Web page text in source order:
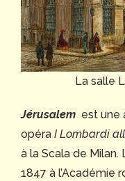
La salle
Jérusalem est une
opéra I Lombardi
à la Scala de
1847 à l’Académie